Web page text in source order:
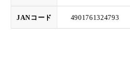
JANコード 4901761324793